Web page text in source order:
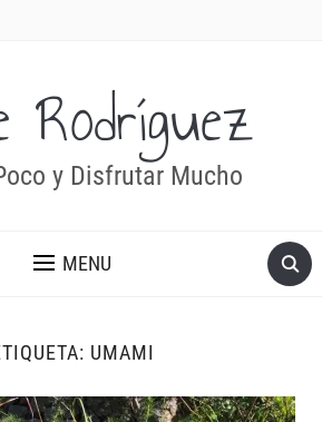
Rodríguez
y Disfrutar Mucho
MENU
UMAMI